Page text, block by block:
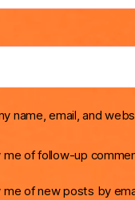
name, email, and
me of follow-up
me of new posts by